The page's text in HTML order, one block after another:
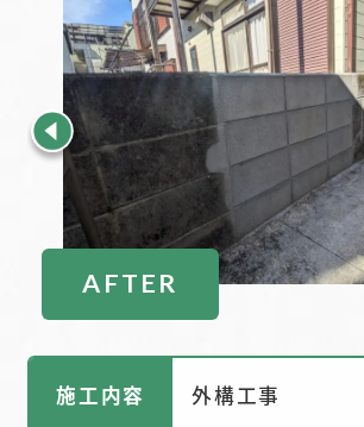
AFTER
施工内容 外構工事